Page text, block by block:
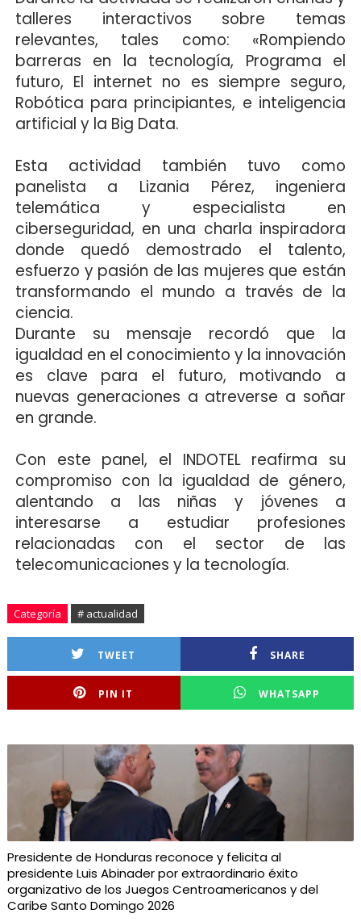
talleres interactivos sobre temas
relevantes, tales como: «Rompiendo
barreras en la tecnología, Programa el
futuro, El internet no es siempre seguro,
Robótica para principiantes, e inteligencia
artificial y la Big Data.
Esta actividad también tuvo como
panelista a Lizania Pérez, ingeniera
telemática y especialista en
ciberseguridad, en una charla inspiradora
donde quedó demostrado el talento,
esfuerzo y pasión de las mujeres que están
transformando el mundo a través de la
ciencia.
Durante su mensaje recordó que la
igualdad en el conocimiento y la innovación
es clave para el futuro, motivando a
nuevas generaciones a atreverse a soñar
en grande.
Con este panel, el INDOTEL reafirma su
compromiso con la igualdad de género,
alentando a las niñas y jóvenes a
interesarse a estudiar profesiones
relacionadas con el sector de las
telecomunicaciones y la tecnología.
Categoría # actualidad
TWEET SHARE
PIN IT WHATSAPP
Presidente de Honduras reconoce y felicita al
presidente Luis Abinader por extraordinario éxito
organizativo de los Juegos Centroamericanos y del
Caribe Santo Domingo 2026